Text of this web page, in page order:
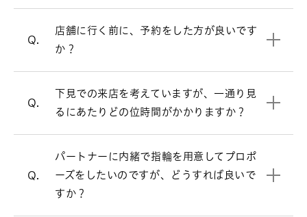
Q.
店舗に行く前に、予約をした方が良いです
か？
にご案内させて頂きます。
Q.
下見での来店を考えていますが、一通り見
るにあたりどの位時間がかかりますか？
A.
お客様により様々ですが、ゆっくりご覧
頂きますと、だいたい1時間半～2時間く
に合わせてご案内いたします。
Q.
パートナーに内緒で指輪を用意してプロポ
ーズをしたいのですが、どうすれば良いで
すか？
A.
おひとりのご来店でも、デザイン・ダイ
ヤモンドのお好みやご予算などを伺いな
がらおふたりにぴったりの指輪をご提案
案内させて頂きますので、まずはお気軽
にお近くの店舗でご相談下さい。
すので、ご安心ください。
電話でのご相談も承っております。